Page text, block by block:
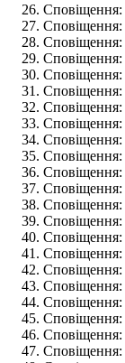
Сповіщення:
Сповіщення:
Сповіщення:
Сповіщення:
Сповіщення:
Сповіщення:
Сповіщення:
Сповіщення:
Сповіщення:
Сповіщення:
Сповіщення:
Сповіщення:
Сповіщення:
Сповіщення:
Сповіщення:
Сповіщення:
Сповіщення:
Сповіщення:
Сповіщення:
Сповіщення:
Сповіщення:
Сповіщення: